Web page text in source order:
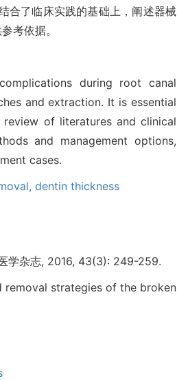
合了临床实践的基础上，阐述器械
考依据。
during root canal
and extraction. It is essential
of literatures and clinical
and management options,
cases.
dentin thickness
学杂志, 2016, 43(3): 249-259.
removal strategies of the broken